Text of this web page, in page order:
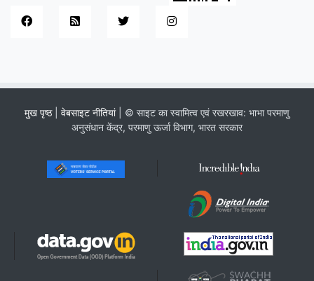
मुख पृष्ठ| वेबसाइट नीतियां| © साइट का स्वामित्व एवं रखरखाव: भाभा परमाणु
अनुसंधान केंद्र, परमाणु ऊर्जा विभाग, भारत सरकार